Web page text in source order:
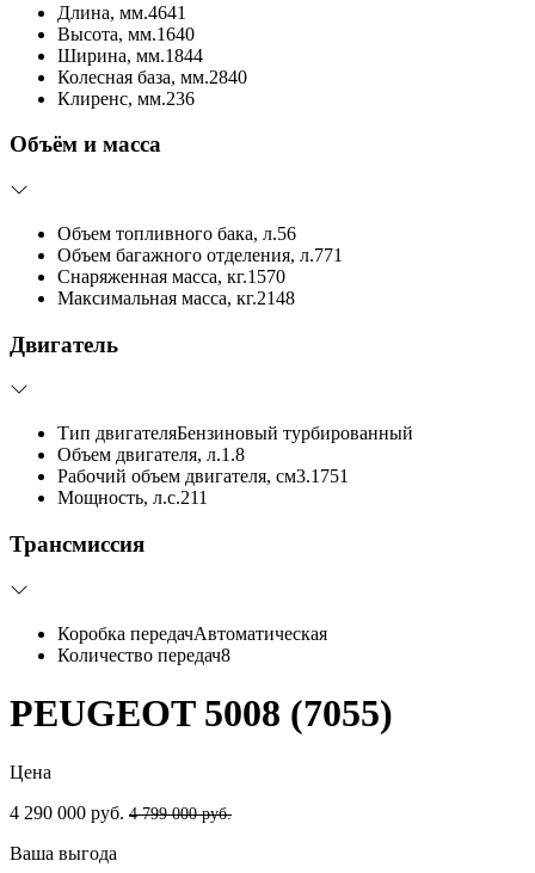
Длина, мм.4641
Высота, мм.1640
Ширина, мм.1844
Колесная база, мм.2840
Клиренс, мм.236
Объём и масса
Объем топливного бака, л.56
Объем багажного отделения, л.771
Снаряженная масса, кг.1570
Максимальная масса, кг.2148
Двигатель
Тип двигателяБензиновый турбированный
Объем двигателя, л.1.8
Рабочий объем двигателя, см3.1751
Мощность, л.с.211
Трансмиссия
Коробка передачАвтоматическая
Количество передач8
PEUGEOT 5008 (7055)
Цена
4 290 000 руб. 4 799 000 руб.
Ваша выгода